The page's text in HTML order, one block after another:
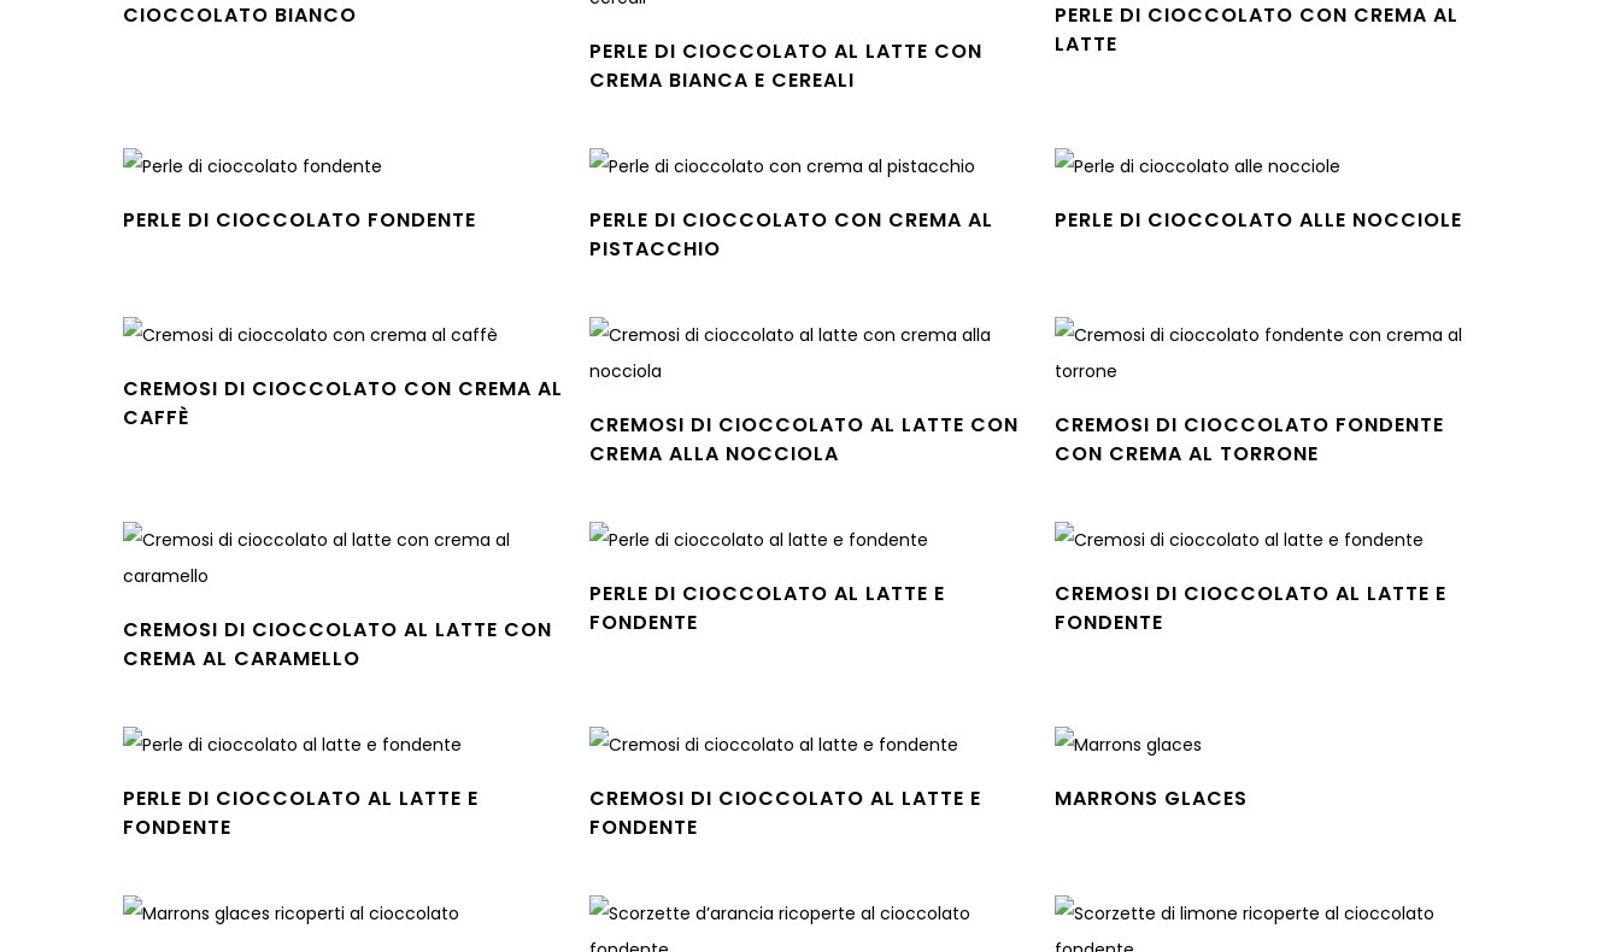
CIOCCOLATO BIANCO
PERLE DI CIOCCOLATO AL LATTE CON
CREMA BIANCA E CEREALI
PERLE DI CIOCCOLATO CON CREMA AL
LATTE
PERLE DI CIOCCOLATO FONDENTE
PERLE DI CIOCCOLATO CON CREMA AL
PISTACCHIO
PERLE DI CIOCCOLATO ALLE NOCCIOLE
CREMOSI DI CIOCCOLATO CON CREMA AL
CAFFÈ
CREMOSI DI CIOCCOLATO AL LATTE CON
CREMA ALLA NOCCIOLA
CREMOSI DI CIOCCOLATO FONDENTE
CON CREMA AL TORRONE
CREMOSI DI CIOCCOLATO AL LATTE CON
CREMA AL CARAMELLO
PERLE DI CIOCCOLATO AL LATTE E
FONDENTE
CREMOSI DI CIOCCOLATO AL LATTE E
FONDENTE
PERLE DI CIOCCOLATO AL LATTE E
FONDENTE
CREMOSI DI CIOCCOLATO AL LATTE E
FONDENTE
MARRONS GLACES